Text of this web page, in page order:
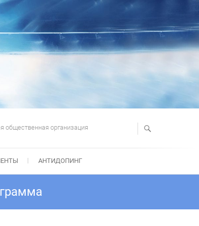
общественная организация
АНТИДОПИНГ